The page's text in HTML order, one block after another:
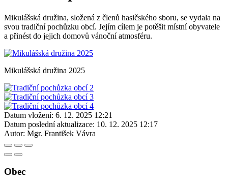
Mikulášská družina, složená z členů hasičského sboru, se vydala na
svou tradiční pochůzku obcí. Jejím cílem je potěšit místní obyvatele
a přinést do jejich domovů vánoční atmosféru.
Mikulášská družina 2025
Datum vložení: 6. 12. 2025 12:21
Datum poslední aktualizace: 10. 12. 2025 12:17
Autor: Mgr. František Vávra
Obec